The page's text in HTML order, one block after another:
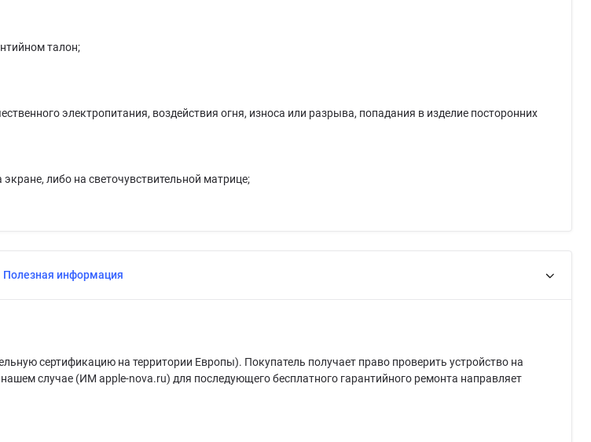
талон;
электропитания, воздействия огня, износа или разрыва, попадания в изделие посторонних
либо на светочувствительной матрице;
Полезная информация
сертификацию на территории Европы). Покупатель получает право проверить устройство на
случае (ИМ apple-nova.ru) для последующего бесплатного гарантийного ремонта направляет